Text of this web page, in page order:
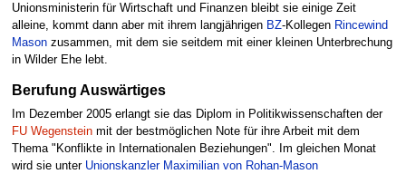
Unionsministerin für Wirtschaft und Finanzen bleibt sie einige Zeit
alleine, kommt dann aber mit ihrem langjährigen BZ-Kollegen Rincewind
Masonzusammen, mit dem sie seitdem mit einer kleinen Unterbrechung
in Wilder Ehe lebt.
Berufung Auswärtiges
Im Dezember 2005 erlangt sie das Diplom in Politikwissenschaften der
FU Wegensteinmit der bestmöglichen Note für ihre Arbeit mit dem
Thema "Konflikte in Internationalen Beziehungen". Im gleichen Monat
wird sie unter Unionskanzler Maximilian von Rohan-Mason